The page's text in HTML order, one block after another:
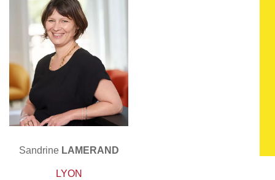
Sandrine LAMERAND
LYON